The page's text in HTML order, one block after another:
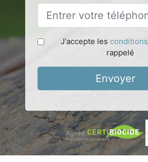
J'accepte les conditions
rappelé
Envoyer